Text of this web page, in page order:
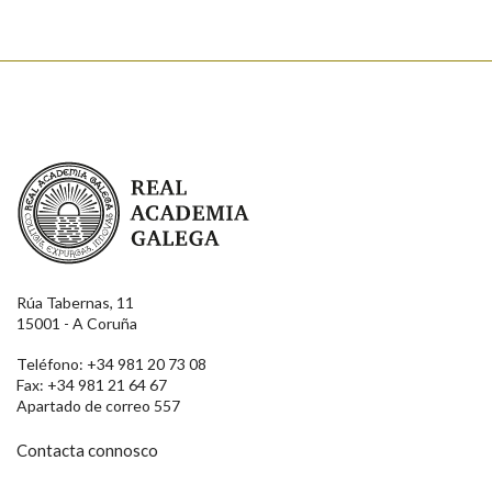
Real Academia Galega
Rúa Tabernas, 11
15001 - A Coruña
Teléfono: +34 981 20 73 08
Fax: +34 981 21 64 67
Apartado de correo 557
Contacta connosco